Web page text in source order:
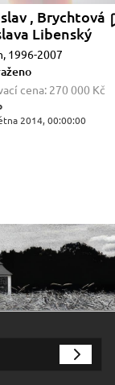
, Brychtová
Libenský
1996-2007
cena: 270 000 Kč
2014, 00:00:00